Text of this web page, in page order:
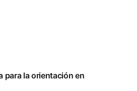
para la orientación en